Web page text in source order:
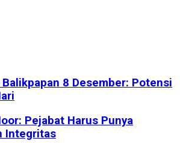
Balikpapan 8 Desember: Potensi
Pejabat Harus Punya
Integritas